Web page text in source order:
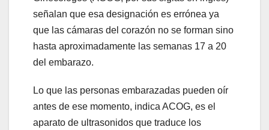
señalan que esa designación es errónea ya
que las cámaras del corazón no se forman sino
hasta aproximadamente las semanas 17 a 20
del embarazo.
Lo que las personas embarazadas pueden oír
antes de ese momento, indica ACOG, es el
aparato de ultrasonidos que traduce los